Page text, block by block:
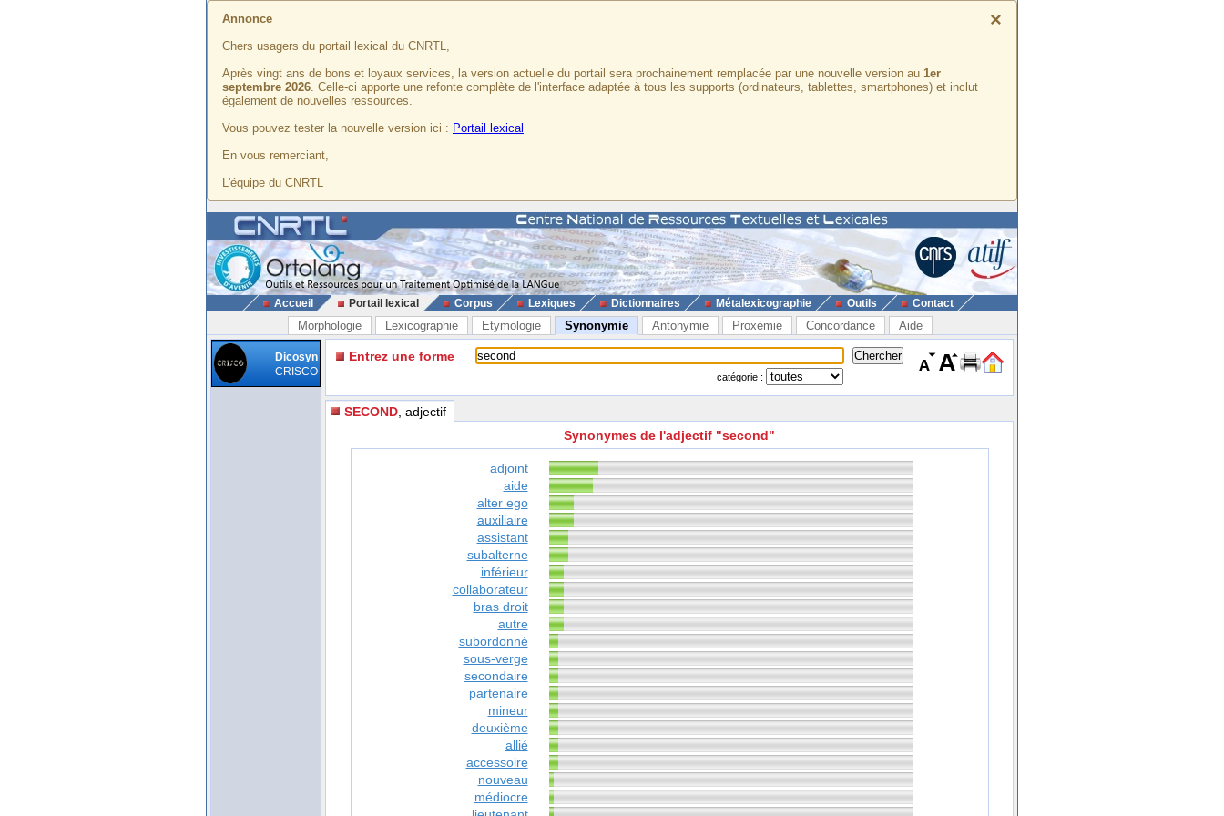
×
Annonce
Chers usagers du portail lexical du CNRTL,
Après vingt ans de bons et loyaux services, la version actuelle du portail sera prochainement remplacée par une nouvelle version au 1er
septembre 2026. Celle-ci apporte une refonte complète de l'interface adaptée à tous les supports (ordinateurs, tablettes, smartphones) et inclut
également de nouvelles ressources.
Vous pouvez tester la nouvelle version ici : Portail lexical
En vous remerciant,
L'équipe du CNRTL
Accueil Portail lexical Corpus Lexiques Dictionnaires Métalexicographie Outils Contact
Morphologie Lexicographie Etymologie Synonymie Antonymie Proxémie Concordance Aide
Dicosyn
CRISCO
Entrez une forme
catégorie :
SECOND , adjectif
Synonymes de l'adjectif "second"
adjoint
aide
alter ego
auxiliaire
assistant
subalterne
inférieur
collaborateur
bras droit
autre
subordonné
sous-verge
secondaire
partenaire
mineur
deuxième
allié
accessoire
nouveau
médiocre